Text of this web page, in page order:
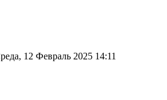
12 Февраль 2025 14:11